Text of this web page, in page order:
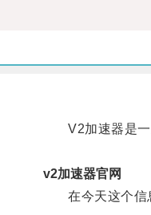
V2加速器是一
v2加速器官网
在今天这个信息